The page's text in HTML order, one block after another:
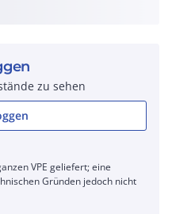
zu sehen
VPE geliefert; eine
Gründen jedoch nicht